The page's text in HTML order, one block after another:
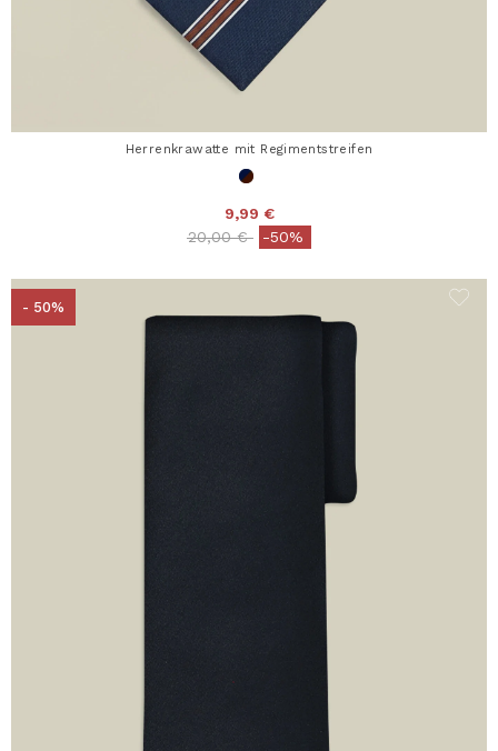
Herrenkrawatte mit Regimentstreifen
9,99 €
Price reduced from
20,00 €to-50%
- 50%